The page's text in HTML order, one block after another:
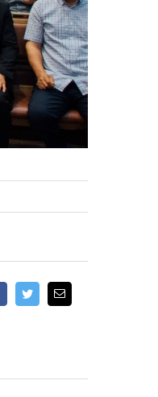
FacebookTwitterEmail